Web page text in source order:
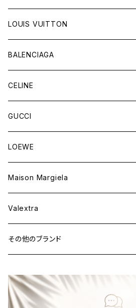
LOUIS VUITTON
バッグ
財布&小物
ウェア
BALENCIAGA
バッグ
財布&小物
ウェア
CELINE
バッグ
財布&小物
ウェア
GUCCI
バッグ
財布&小物
ウェア
LOEWE
Maison Margiela
Valextra
その他のブランド
財布&小物